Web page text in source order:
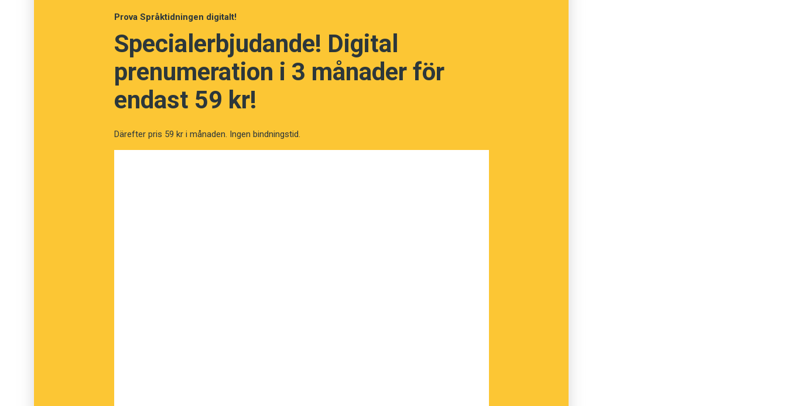
Press
Prova Språktidningen digitalt!
Specialerbjudande! Digital
prenumeration i 3 månader för
endast 59 kr!
Därefter pris 59 kr i månaden. Ingen bindningstid.